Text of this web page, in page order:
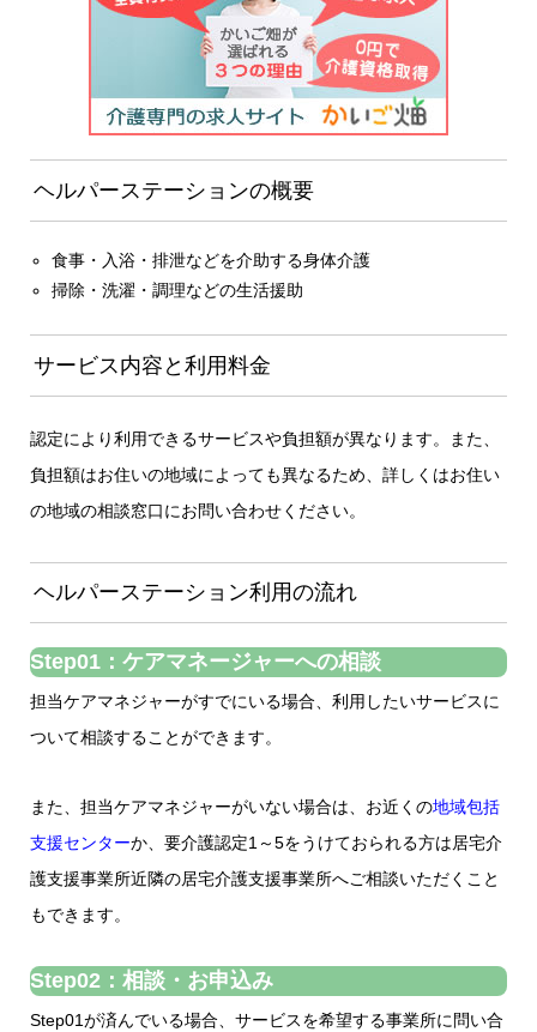
ヘルパーステーションの概要
食事・入浴・排泄などを介助する身体介護
掃除・洗濯・調理などの生活援助
サービス内容と利用料金
認定により利用できるサービスや負担額が異なります。また、
負担額はお住いの地域によっても異なるため、詳しくはお住い
の地域の相談窓口にお問い合わせください。
ヘルパーステーション利用の流れ
Step01：ケアマネージャーへの相談
担当ケアマネジャーがすでにいる場合、利用したいサービスに
ついて相談することができます。
また、担当ケアマネジャーがいない場合は、お近くの地域包括
支援センターか、要介護認定1～5をうけておられる方は居宅介
護支援事業所近隣の居宅介護支援事業所へご相談いただくこと
もできます。
Step02：相談・お申込み
Step01が済んでいる場合、サービスを希望する事業所に問い合